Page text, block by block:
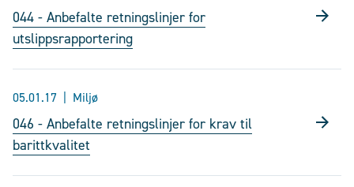
044 - Anbefalte retningslinjer for
utslippsrapportering
05.01.17 Miljø
046 - Anbefalte retningslinjer for krav til
barittkvalitet